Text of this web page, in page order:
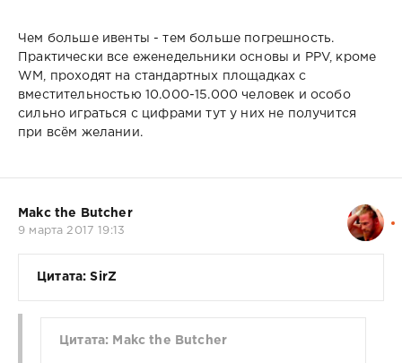
Чем больше ивенты - тем больше погрешность.
Практически все еженедельники основы и PPV, кроме
WM, проходят на стандартных площадках с
вместительностью 10.000-15.000 человек и особо
сильно играться с цифрами тут у них не получится
при всём желании.
Makc the Butcher
9 марта 2017 19:13
Цитата: SirZ
Цитата: Makc the Butcher